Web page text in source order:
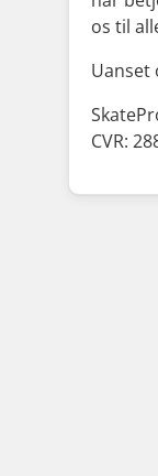
os til
Uanset
CVR: